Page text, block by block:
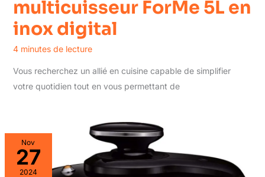
multicuisseur ForMe 5L en
inox digital
4 minutes de lecture
Vous recherchez un allié en cuisine capable de simplifier
votre quotidien tout en vous permettant de
Nov
27
2024